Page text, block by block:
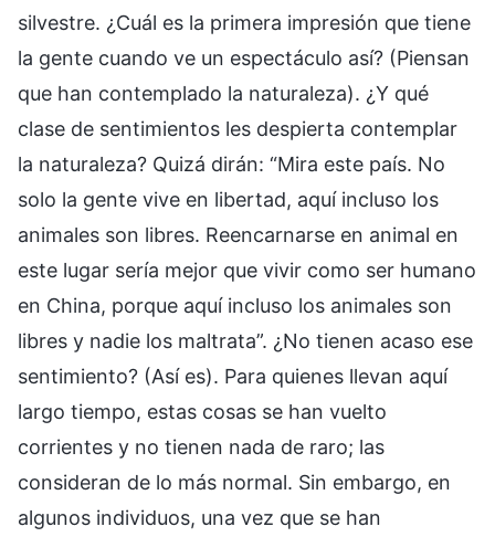
silvestre. ¿Cuál es la primera impresión que tiene
la gente cuando ve un espectáculo así? (Piensan
que han contemplado la naturaleza). ¿Y qué
clase de sentimientos les despierta contemplar
la naturaleza? Quizá dirán: “Mira este país. No
solo la gente vive en libertad, aquí incluso los
animales son libres. Reencarnarse en animal en
este lugar sería mejor que vivir como ser humano
en China, porque aquí incluso los animales son
libres y nadie los maltrata”. ¿No tienen acaso ese
sentimiento? (Así es). Para quienes llevan aquí
largo tiempo, estas cosas se han vuelto
corrientes y no tienen nada de raro; las
consideran de lo más normal. Sin embargo, en
algunos individuos, una vez que se han